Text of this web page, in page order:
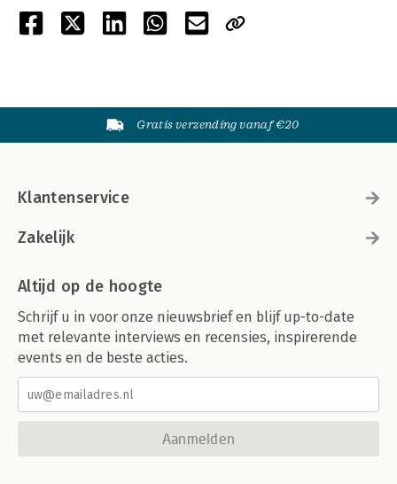
Gratis verzending vanaf €20
Klantenservice
Zakelijk
Altijd op de hoogte
Schrijf u in voor onze nieuwsbrief en blijf up-to-date
met relevante interviews en recensies, inspirerende
events en de beste acties.
Aanmelden